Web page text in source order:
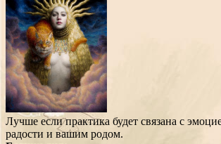
Лучше если практика будет связана с
радости и вашим родом.